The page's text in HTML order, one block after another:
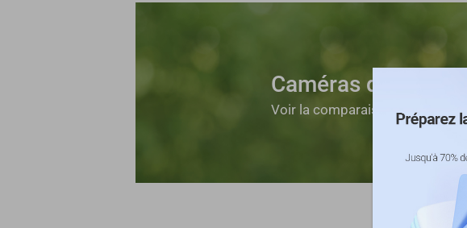
Caméras de
Voir la comparaison >